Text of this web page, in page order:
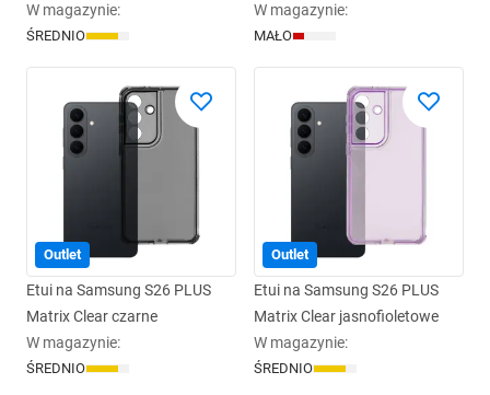
W magazynie:
ŚREDNIO
W magazynie:
MAŁO
Outlet
Etui na Samsung S26 PLUS
Matrix Clear czarne
W magazynie:
ŚREDNIO
Outlet
Etui na Samsung S26 PLUS
Matrix Clear jasnofioletowe
W magazynie:
ŚREDNIO